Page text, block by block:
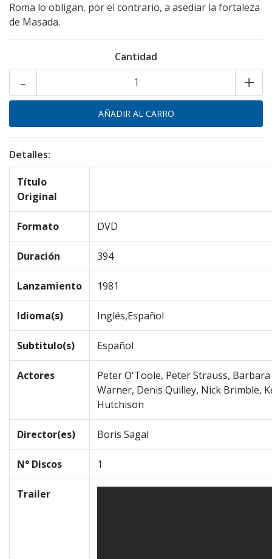
Roma lo obligan, por el contrario, a asediar la fortaleza
de Masada.
Cantidad
+
-
Detalles:
Título
Original
Formato DVD
Duración 394
Lanzamiento 1981
Idioma(s) Inglés,Español
Subtitulo(s) Español
Actores
Peter O'Toole, Peter Strauss,
Warner, Denis Quilley, Nick Brimble,
Hutchison
Director(es) Boris Sagal
N° Discos 1
Trailer